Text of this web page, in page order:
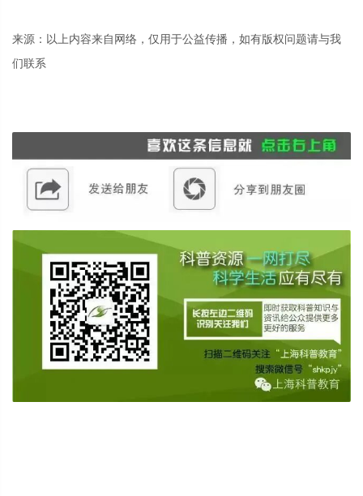
来源：以上内容来自网络，仅用于公益传播，如有版权问题请与我
们联系